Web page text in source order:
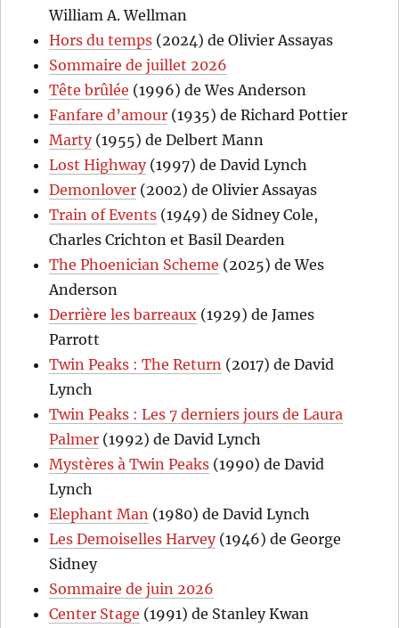
William A. Wellman
Hors du temps (2024) de Olivier Assayas
Sommaire de juillet 2026
Tête brûlée (1996) de Wes Anderson
Fanfare d’amour (1935) de Richard Pottier
Marty(1955) de Delbert Mann
Lost Highway(1997) de David Lynch
Demonlover (2002) de Olivier Assayas
Train of Events (1949) de Sidney Cole,
Charles Crichton et Basil Dearden
The Phoenician Scheme (2025) de Wes
Anderson
Derrière les barreaux (1929) de James
Parrott
Twin Peaks : The Return (2017) de David
Lynch
Twin Peaks : Les 7 derniers jours de Laura
Palmer (1992) de David Lynch
Mystères à Twin Peaks (1990) de David
Lynch
Elephant Man (1980) de David Lynch
Les Demoiselles Harvey(1946) de George
Sidney
Sommaire de juin 2026
Center Stage (1991) de Stanley Kwan